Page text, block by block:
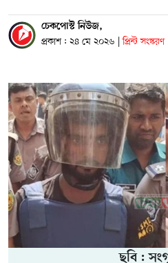
চেকপোস্ট নিউজ,
প্রকাশ : ২৪ মে ২০২৬ | প্রিন্ট সংস্করণ
ছবি :